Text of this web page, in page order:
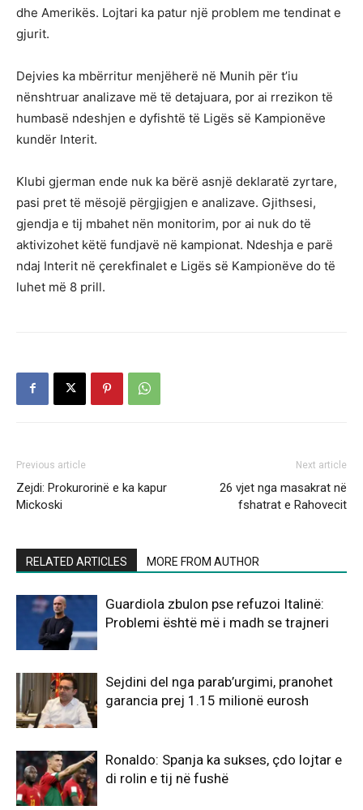
dhe Amerikës. Lojtari ka patur një problem me tendinat e
gjurit.
Dejvies ka mbërritur menjëherë në Munih për t’iu
nënshtruar analizave më të detajuara, por ai rrezikon të
humbasë ndeshjen e dyfishtë të Ligës së Kampionëve
kundër Interit.
Klubi gjerman ende nuk ka bërë asnjë deklaratë zyrtare,
pasi pret të mësojë përgjigjen e analizave. Gjithsesi,
gjendja e tij mbahet nën monitorim, por ai nuk do të
aktivizohet këtë fundjavë në kampionat. Ndeshja e parë
ndaj Interit në çerekfinalet e Ligës së Kampionëve do të
luhet më 8 prill.
Previous article
Zejdi: Prokurorinë e ka kapur
Mickoski
Next article
26 vjet nga masakrat në
fshatrat e Rahovecit
RELATED ARTICLES MORE FROM AUTHOR
Guardiola zbulon pse refuzoi Italinë:
Problemi është më i madh se trajneri
Sejdini del nga parab’urgimi, pranohet
garancia prej 1.15 milionë eurosh
Ronaldo: Spanja ka sukses, çdo lojtar e
di rolin e tij në fushë